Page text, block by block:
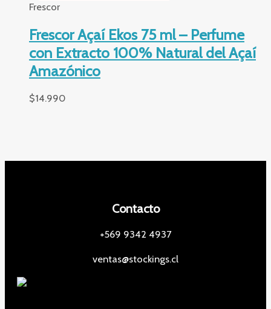
Frescor
Frescor Açaí Ekos 75 ml – Perfume
con Extracto 100% Natural del Açaí
Amazónico
$14.990
Contacto
+569 9342 4937
ventas@stockings.cl